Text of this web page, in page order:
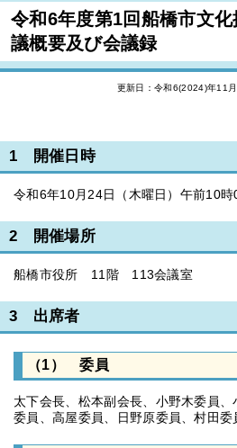
令和6年度第1回船橋市文
議概要及び会議録
更新日：令和6(2024)年11月
1 開催日時
令和6年10月24日（木曜日）午前10
2 開催場所
船橋市役所 11階 113会議室
3 出席者
（1） 委員
太下会長、松本副会長、小野木委員
委員、高屋委員、日野原委員、村田委